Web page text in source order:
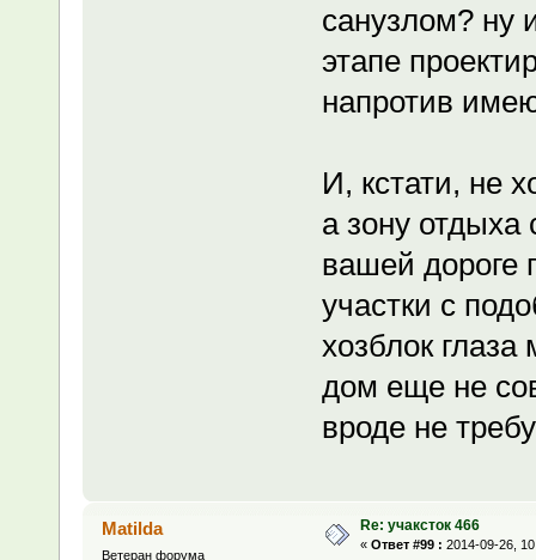
санузлом? ну
этапе
напротив
И, кстати, не
а зону
вашей дороге
участки с
хозблок
дом еще не
вроде не
Matilda
Ветеран форума
Re: учаксток 466
« Ответ #99 : 2014-09-26,